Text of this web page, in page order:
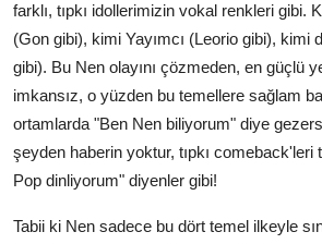
farklı, tıpkı idollerimizin vokal renkleri gibi.
(Gon gibi), kimi Yayımcı (Leorio gibi), kimi
gibi). Bu Nen olayını çözmeden, en güçlü
imkansız, o yüzden bu temellere sağlam
ortamlarda "Ben Nen biliyorum" diye
şeyden haberin yoktur, tıpkı
Pop dinliyorum" diyenler gibi!
Tabii ki Nen sadece bu dört temel ilkeyle